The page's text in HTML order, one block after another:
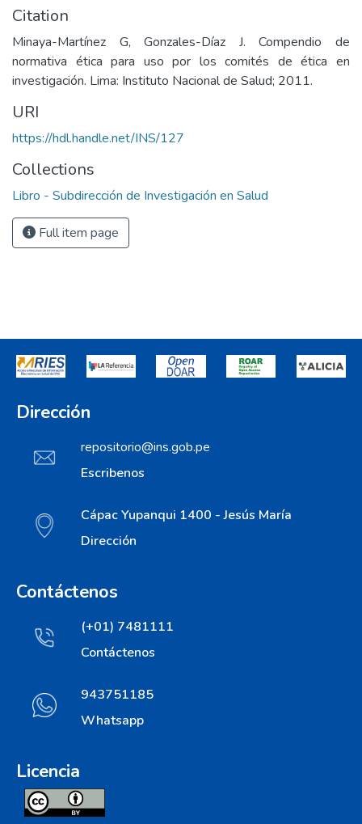
Citation
Minaya-Martínez G, Gonzales-Díaz J. Compendio de
normativa ética para uso por los comités de ética en
investigación. Lima: Instituto Nacional de Salud; 2011.
URI
https://hdl.handle.net/INS/127
Collections
Libro - Subdirección de Investigación en Salud
Full item page
Dirección
repositorio@ins.gob.pe
Escribenos
Cápac Yupanqui 1400 - Jesús María
Dirección
Contáctenos
(+01) 7481111
Contáctenos
943751185
Whatsapp
Licencia